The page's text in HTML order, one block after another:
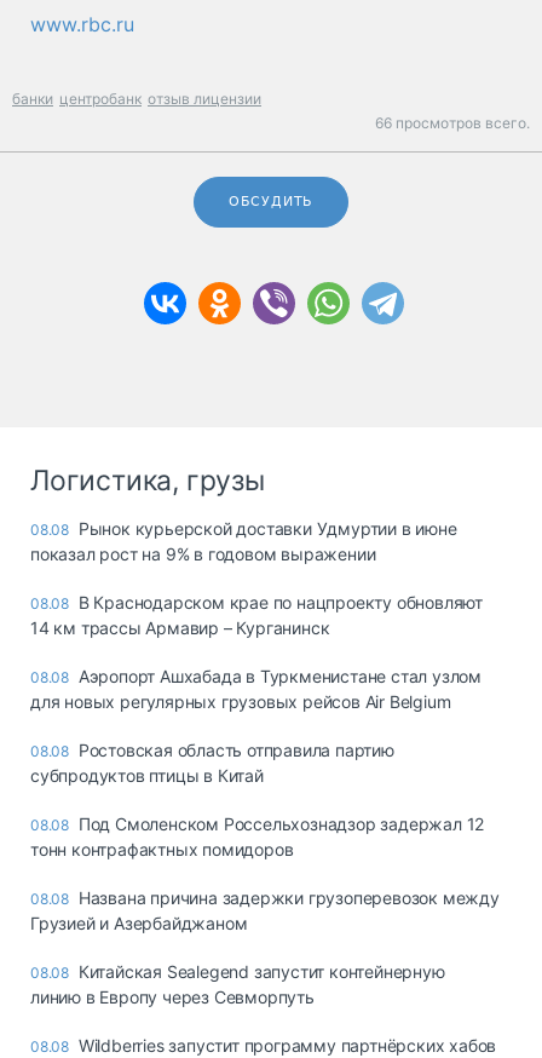
www.rbc.ru
банки центробанк отзыв лицензии
66 просмотров всего.
ОБСУДИТЬ
Логистика, грузы
08.08 Рынок курьерской доставки Удмуртии в июне
показал рост на 9% в годовом выражении
08.08 В Краснодарском крае по нацпроекту обновляют
14 км трассы Армавир – Курганинск
08.08 Аэропорт Ашхабада в Туркменистане стал узлом
для новых регулярных грузовых рейсов Air Belgium
08.08 Ростовская область отправила партию
субпродуктов птицы в Китай
08.08 Под Смоленском Россельхознадзор задержал 12
тонн контрафактных помидоров
08.08 Названа причина задержки грузоперевозок между
Грузией и Азербайджаном
08.08 Китайская Sealegend запустит контейнерную
линию в Европу через Севморпуть
08.08 Wildberries запустит программу партнёрских хабов